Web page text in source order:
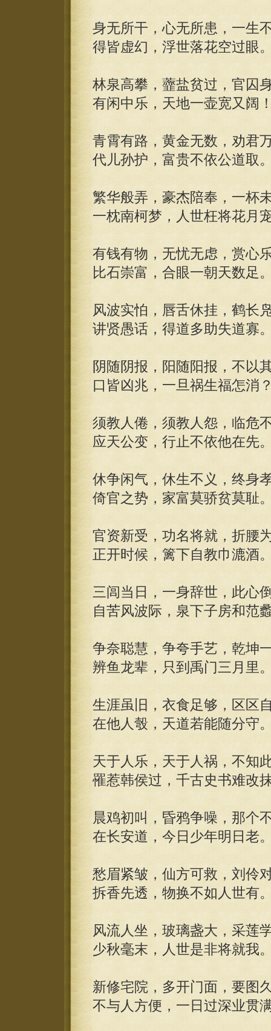
身无所干，心无所患，一生
得皆虚幻，浮世落花空过眼
林泉高攀，虀盐贫过，官囚
有闲中乐，天地一壶宽又阔
青霄有路，黄金无数，劝君
代儿孙护，富贵不依公道取
繁华般弄，豪杰陪奉，一杯
一枕南柯梦，人世枉将花月
有钱有物，无忧无虑，赏心
比石崇富，合眼一朝天数足
风波实怕，唇舌休挂，鹤长
讲贤愚话，得道多助失道寡
阴随阴报，阳随阳报，不以
口皆凶兆，一旦祸生福怎消
须教人倦，须教人怨，临危
应天公变，行止不依他在先
休争闲气，休生不义，终身
倚官之势，家富莫骄贫莫耻
官资新受，功名将就，折腰
正开时候，篱下自教巾漉酒
三闾当日，一身辞世，此心
自苦风波际，泉下子房和范
争奈聪慧，争夸手艺，乾坤
辨鱼龙辈，只到禹门三月里
生涯虽旧，衣食足够，区区
在他人彀，天道若能随分守
天于人乐，天于人祸，不知
罹惹韩侯过，千古史书难改
晨鸡初叫，昏鸦争噪，那个
在长安道，今日少年明日老
愁眉紧皱，仙方可救，刘伶
拆香先透，物换不如人世有
风流人坐，玻璃盏大，采莲
少秋毫末，人世是非将就我
新修宅院，多开门面，要图
不与人方便，一日过深业贯